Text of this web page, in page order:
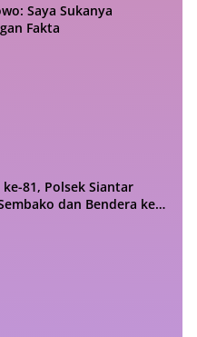
Saya Sukanya
Fakta
ke-81, Polsek Siantar
dan Bendera ke